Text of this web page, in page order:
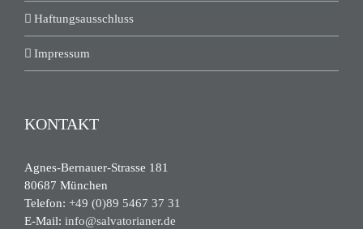
Haftungsausschluss
Impressum
KONTAKT
Agnes-Bernauer-Strasse 181
80687 München
Telefon: +49 (0)89 5467 37 31
E-Mail: info@salvatorianer.de